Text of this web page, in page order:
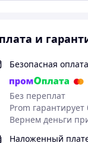
и
Безопасная
Без переплат
Prom гарантирует
Вернем деньги
Наложенный